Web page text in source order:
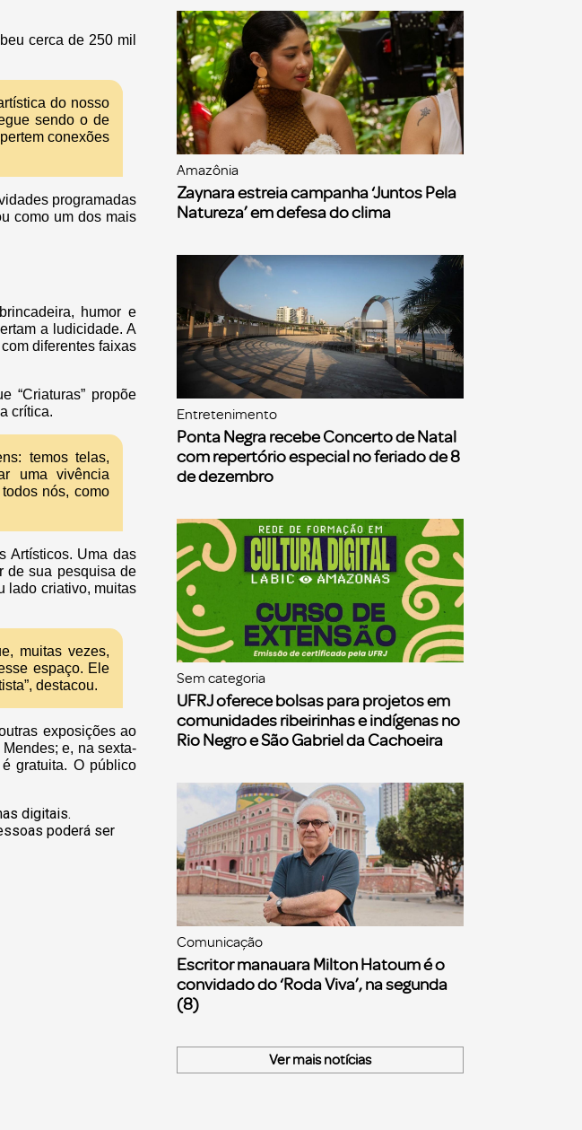
cerca de 250 mil
do nosso
sendo o de
conexões
programadas
como um dos mais
humor e
a ludicidade. A
diferentes faixas
“Criaturas” propõe
crítica.
temos telas,
uma vivência
nós, como
Artísticos. Uma das
de sua pesquisa de
lado criativo, muitas
muitas vezes,
espaço. Ele
destacou.
exposições ao
e, na sexta-
gratuita. O público
digitais.
poderá ser
Amazônia
Zaynara estreia campanha ‘Juntos Pela
Natureza’ em defesa do clima
Entretenimento
Ponta Negra recebe Concerto de Natal
com repertório especial no feriado de 8
de dezembro
Sem categoria
UFRJ oferece bolsas para projetos em
comunidades ribeirinhas e indígenas no
Rio Negro e São Gabriel da Cachoeira
Comunicação
Escritor manauara Milton Hatoum é o
convidado do ‘Roda Viva’, na segunda
(8)
Ver mais notícias